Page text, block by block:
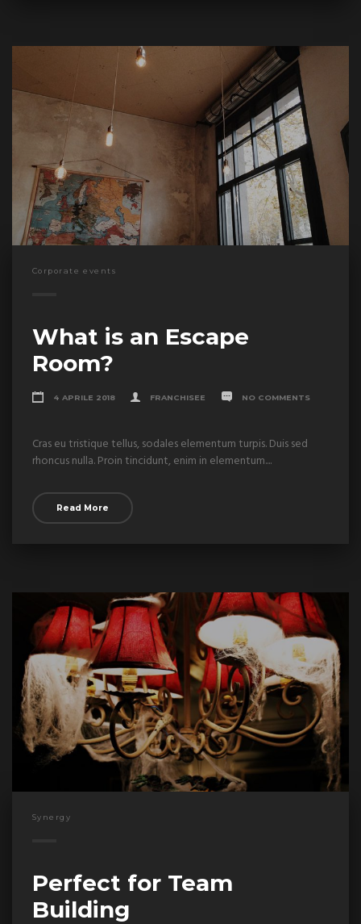
Corporate events
What is an Escape
Room?
4 APRILE 2018 FRANCHISEE NO COMMENTS
Cras eu tristique tellus, sodales elementum turpis. Duis sed
rhoncus nulla. Proin tincidunt, enim in elementum....
Read More
Synergy
Perfect for Team
Building